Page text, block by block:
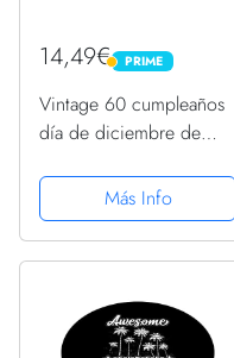
14,49€ PRIME
PRIME
Vintage 60 cumpleaños
día de diciembre de
PopSockets PopGrip
Intercambiable
Más Info